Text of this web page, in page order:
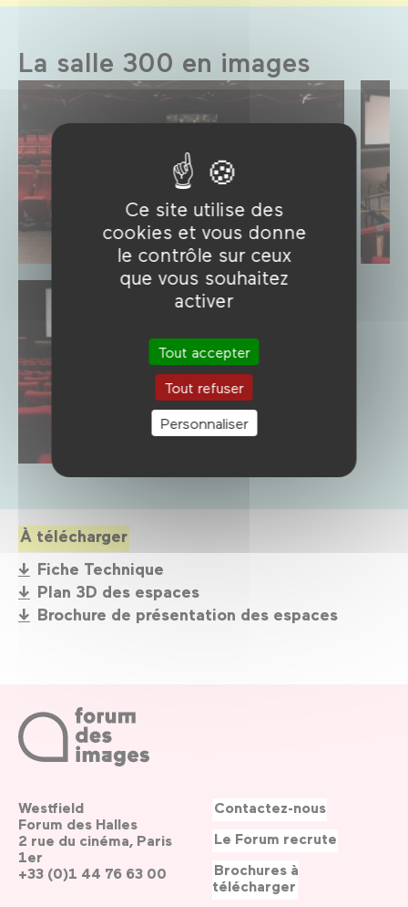
Ce site utilise des
cookies et vous donne
le contrôle sur ceux
que vous souhaitez
activer
Tout accepter
Tout refuser
Personnaliser
La salle 300 en images
À télécharger
Fiche Technique
Plan 3D des espaces
Brochure de présentation des espaces
Westfield
Forum des Halles
2 rue du cinéma, Paris
1er
+33 (0)1 44 76 63 00
Contactez-nous
Le Forum recrute
Brochures à
télécharger